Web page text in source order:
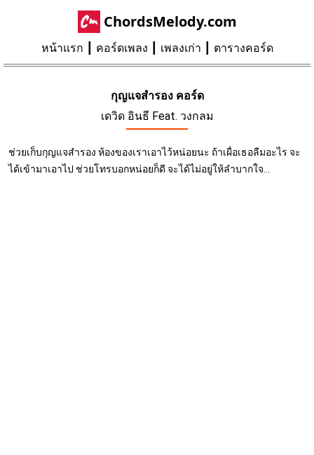
ChordsMelody.com
หน้าแรก คอร์ดเพลง เพลงเก่า ตารางคอร์ด
กุญแจสำรอง คอร์ด
เดวิด อินธี Feat. วงกลม
ช่วยเก็บกุญแจสำรอง ห้องของเราเอาไว้หน่อยนะ ถ้าเผื่อเธอลืมอะไร จะ
ได้เข้ามาเอาไป ช่วยโทรบอกหน่อยก็ดี จะได้ไม่อยู่ให้ลำบากใจ...